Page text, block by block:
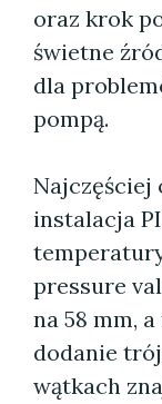
oraz krok
świetne
dla
pompą.
Najczęściej
instalacja
pressure
na 58 mm,
dodanie
wątkach